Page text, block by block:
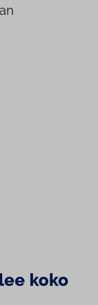
koko